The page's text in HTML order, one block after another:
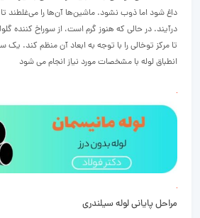
داغ شود اما ذوب نشود. ماشین‌ها آن‌ها را می‌غلطند
درآیند. در حالی که هنوز گرم است، از سوراخ کننده
تا مرکز توخالی را با توجه به ابعاد آن منظم کند.
انطباق لوله با مشخصات مورد نیاز انجام می شود
مراحل پایانی لوله سیلندری